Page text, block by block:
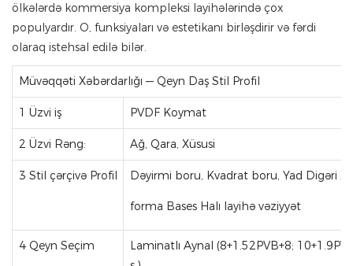
ölkələrdə kommersiya kompleksi layihələrində çox
populyardır. O, funksiyaları və estetikanı birləşdirir və fərdi
olaraq istehsal edilə bilər.
Müvəqqəti Xəbərdarlığı — Qeyn Daş Stil Profil
1 Üzvi iş PVDF Koymat
2 Üzvi Rəng: Ağ, Qara, Xüsusi
3 Stil çərçivə Profil Dəyirmi boru, Kvadrat boru, Yad Digəri
forma Bases Halı layihə vəziyyət
4 Qeyn Seçim
Laminatlı Aynal (8+1.52PVB+8;